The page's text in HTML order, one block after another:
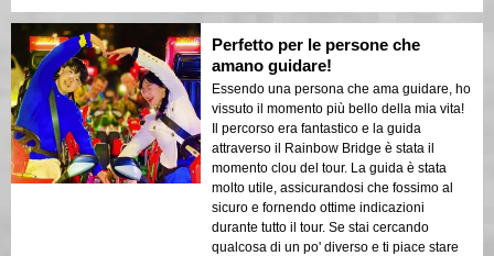
Perfetto per le persone che
amano guidare!
Essendo una persona che ama guidare, ho
vissuto il momento più bello della mia vita!
Il percorso era fantastico e la guida
attraverso il Rainbow Bridge è stata il
momento clou del tour. La guida è stata
molto utile, assicurandosi che fossimo al
sicuro e fornendo ottime indicazioni
durante tutto il tour. Se stai cercando
qualcosa di un po' diverso e ti piace stare